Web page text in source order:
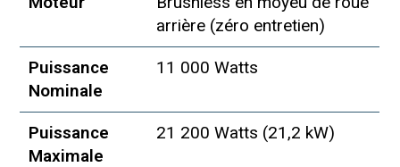
arrière (zéro entretien)
Puissance
Nominale
11 000 Watts
Puissance
Maximale
21 200 Watts (21,2 kW)